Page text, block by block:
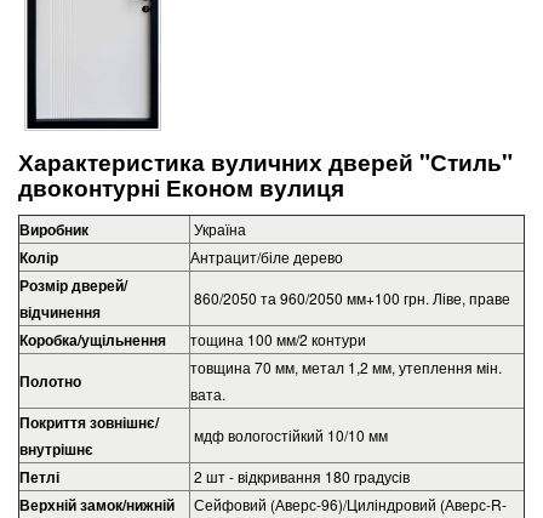
Характеристика вуличних дверей "Стиль"
двоконтурні Економ вулиця
Виробник Україна
Колір Антрацит/біле дерево
Розмір дверей/
відчинення
860/2050 та 960/2050 мм+100 грн. Ліве, праве
Коробка/ущільнення тощина 100 мм/2 контури
Полотно
товщина 70 мм, метал 1,2 мм, утеплення мін.
вата.
Покриття зовнішнє/
внутрішнє
мдф вологостійкий 10/10 мм
Петлі 2 шт - відкривання 180 градусів
Верхній замок/нижній
Сейфовий (Аверс-96)/Циліндровий (Аверс-R-